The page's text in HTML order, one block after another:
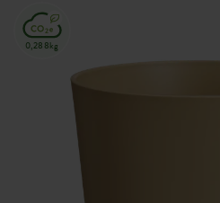
0,288kg